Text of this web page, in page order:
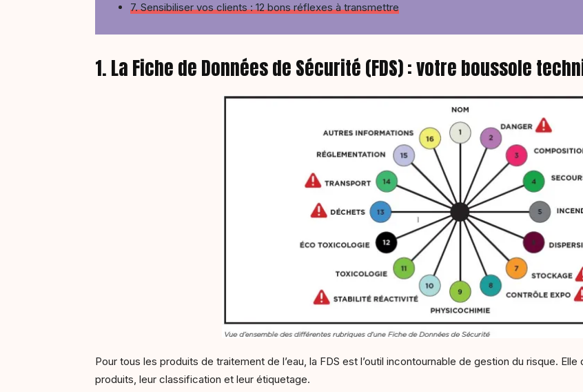
7. Sensibiliser vos clients : 12 bons réflexes à transmettre
1. La Fiche de Données de Sécurité (FDS) : votre boussole
Pour tous les produits de traitement de l’eau, la FDS est l’outil incontournable de gestion du risque.
produits, leur classification et leur étiquetage.